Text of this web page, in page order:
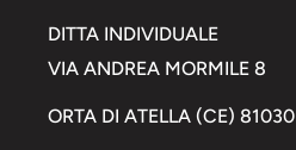
DITTA INDIVIDUALE
VIA ANDREA MORMILE 8
ORTA DI ATELLA (CE) 81030